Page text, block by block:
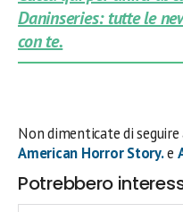
Daninseries: tutte le
con te.
Non dimenticate di seguire
American Horror Story.e
Potrebbero